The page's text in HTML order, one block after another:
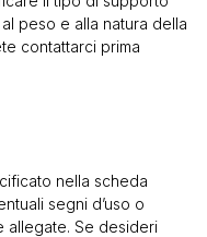
peso e alla natura della
contattarci prima
nella scheda
segni d’uso o
allegate. Se desideri